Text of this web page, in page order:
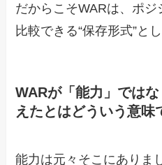
だからこそWARは、ポ
比較できる“保存形式”と
WARが「能力」では
えたとはどういう意味
能力は元々そこにありま